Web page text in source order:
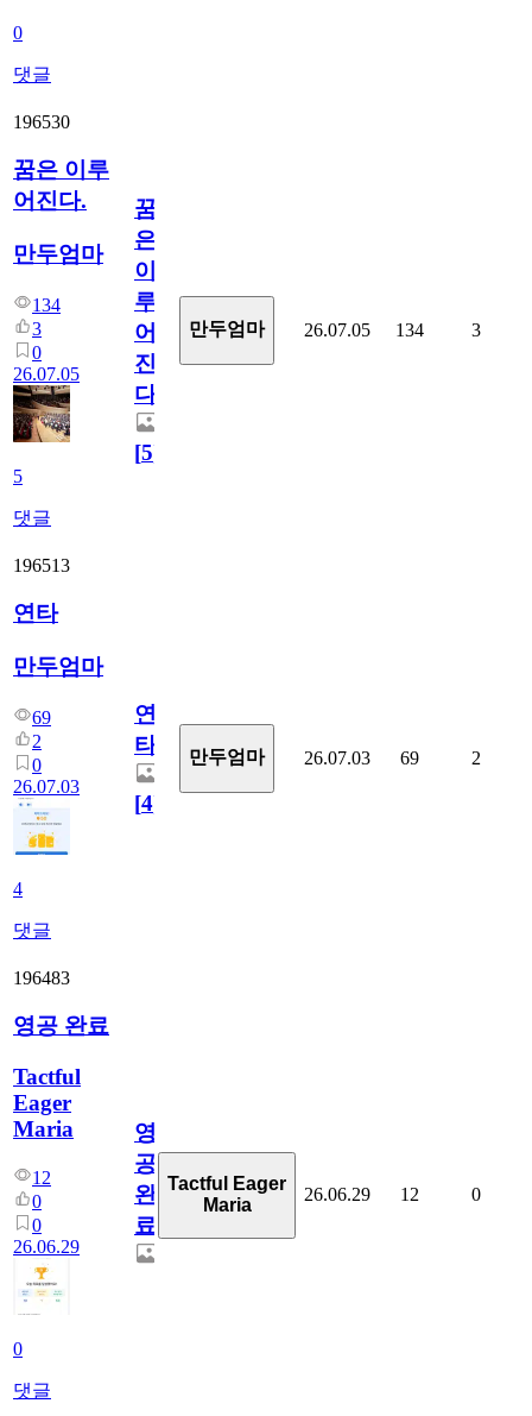
0
댓글
196530
꿈은 이루
어진다.
만두엄마
134
3
0
26.07.05
5
댓글
꿈
은
이
루
어
진
다.
[5]
만두엄마 26.07.05 134 3
196513
연타
만두엄마
69
2
0
26.07.03
4
댓글
연
타
[4]
만두엄마 26.07.03 69 2
196483
영공 완료
Tactful
Eager
Maria
12
0
0
26.06.29
0
댓글
영
공
완
료
Tactful Eager
Maria
26.06.29 12 0